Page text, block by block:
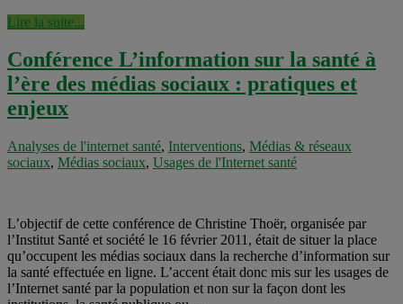
Lire la suite...
Conférence L’information sur la santé à
l’ère des médias sociaux : pratiques et
enjeux
Analyses de l'internet santé, Interventions, Médias & réseaux
sociaux, Médias sociaux, Usages de l'Internet santé
L’objectif de cette conférence de Christine Thoër, organisée par
l’Institut Santé et société le 16 février 2011, était de situer la place
qu’occupent les médias sociaux dans la recherche d’information sur
la santé effectuée en ligne. L’accent était donc mis sur les usages de
l’Internet santé par la population et non sur la façon dont les